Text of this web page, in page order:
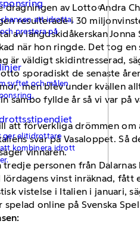
att idrotta,
prestera på
syftet och målen
ger elitidrottare
kombinera idrott
dragningen av Lotto Andra
resulterade i 30
av längdskidåkerskan Jonna
när hon ringde. Det tog
är väldigt skidintresserad,
sporadiskt de senaste
men blev under kvällen
sambo fyllde år så vi var
att förverkliga drömmen
svar på Vasaloppet.
vinnaren.
tredje personen från
vinst inräknad, fått
vistelse i Italien i januari,
online på Svenska Spel